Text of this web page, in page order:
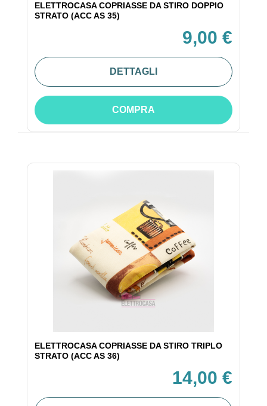
ELETTROCASA COPRIASSE DA STIRO DOPPIO
STRATO (ACC AS 35)
9,00 €
DETTAGLI
COMPRA
ELETTROCASA COPRIASSE DA STIRO TRIPLO
STRATO (ACC AS 36)
14,00 €